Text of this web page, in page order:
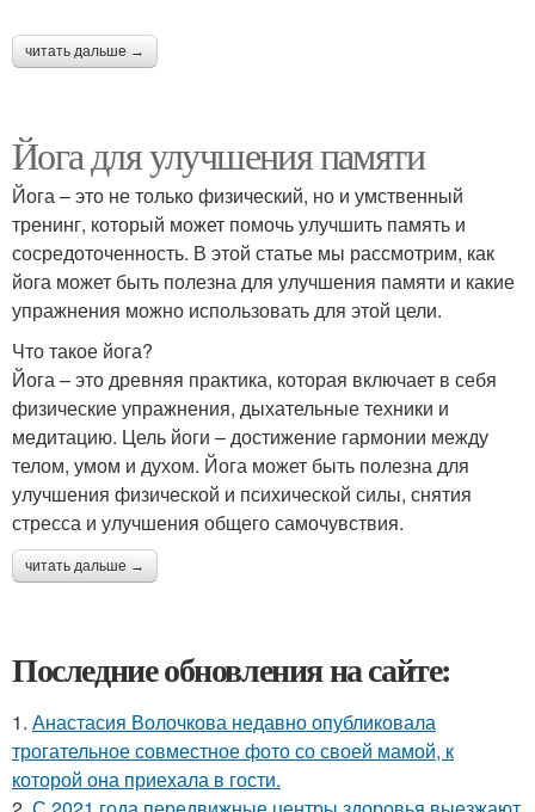
читать дальше →
Йога для улучшения памяти
Йога – это не только физический, но и умственный
тренинг, который может помочь улучшить память и
сосредоточенность. В этой статье мы рассмотрим, как
йога может быть полезна для улучшения памяти и какие
упражнения можно использовать для этой цели.
Что такое йога?
Йога – это древняя практика, которая включает в себя
физические упражнения, дыхательные техники и
медитацию. Цель йоги – достижение гармонии между
телом, умом и духом. Йога может быть полезна для
улучшения физической и психической силы, снятия
стресса и улучшения общего самочувствия.
читать дальше →
Последние обновления на сайте:
1. Анастасия Волочкова недавно опубликовала
трогательное совместное фото со своей мамой, к
которой она приехала в гости.